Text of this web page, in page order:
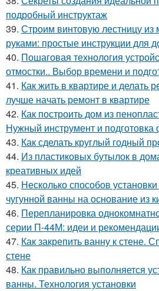
подробный инструктаж
39. Строим винтовую лестницу из
руками: простые инструкции для
40. Пошаговая технология
отмостки.. Выбор времени и
41. Как жить в квартире и делать
лучше начать ремонт в квартире
42. Как построить дом из
Нужный инструмент и
43. Как сделать круглый годный
44. Из пластиковых бутылок в
креативных идей
45. Несколько способов
чугунной ванны на основание из
46. Перепланировка
серии П-44М: идеи и
47. Как закрепить ванну к стене.
стене
48. Как правильно выполняется
ванны. Технология установки